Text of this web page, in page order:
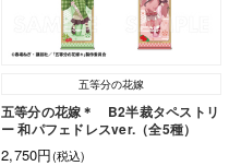
五等分の花嫁
五等分の花嫁＊ B2半裁タペストリ
ー 和パフェドレスver.（全5種）
2,750円(税込)